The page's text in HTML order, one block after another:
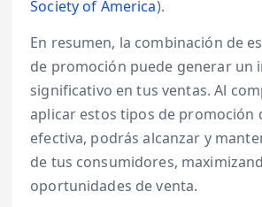
Society of America).
En resumen, la combinación de
de promoción puede generar un
significativo en tus ventas. Al
aplicar estos tipos de promoción
efectiva, podrás alcanzar y
de tus consumidores,
oportunidades de venta.